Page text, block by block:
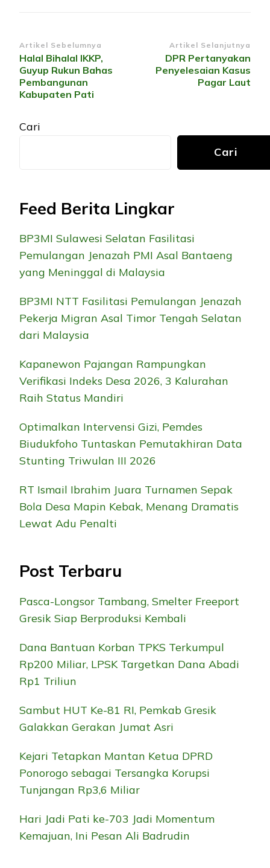
Navigasi
Artikel
Artikel Sebelumnya
Halal Bihalal IKKP,
Guyup Rukun Bahas
Pembangunan
Kabupaten Pati
Artikel Selanjutnya
DPR Pertanyakan
Penyelesaian Kasus
Pagar Laut
Cari
Cari
Feed Berita Lingkar
BP3MI Sulawesi Selatan Fasilitasi
Pemulangan Jenazah PMI Asal Bantaeng
yang Meninggal di Malaysia
BP3MI NTT Fasilitasi Pemulangan Jenazah
Pekerja Migran Asal Timor Tengah Selatan
dari Malaysia
Kapanewon Pajangan Rampungkan
Verifikasi Indeks Desa 2026, 3 Kalurahan
Raih Status Mandiri
Optimalkan Intervensi Gizi, Pemdes
Biudukfoho Tuntaskan Pemutakhiran Data
Stunting Triwulan III 2026
RT Ismail Ibrahim Juara Turnamen Sepak
Bola Desa Mapin Kebak, Menang Dramatis
Lewat Adu Penalti
Post Terbaru
Pasca-Longsor Tambang, Smelter Freeport
Gresik Siap Berproduksi Kembali
Dana Bantuan Korban TPKS Terkumpul
Rp200 Miliar, LPSK Targetkan Dana Abadi
Rp1 Triliun
Sambut HUT Ke-81 RI, Pemkab Gresik
Galakkan Gerakan Jumat Asri
Kejari Tetapkan Mantan Ketua DPRD
Ponorogo sebagai Tersangka Korupsi
Tunjangan Rp3,6 Miliar
Hari Jadi Pati ke-703 Jadi Momentum
Kemajuan, Ini Pesan Ali Badrudin